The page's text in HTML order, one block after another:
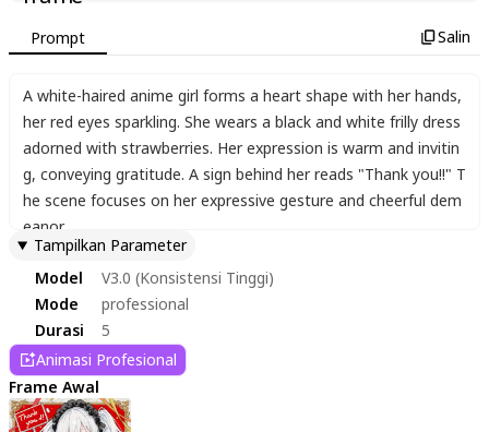
Prompt Salin
A white-haired anime girl forms a heart shape with her hands,
her red eyes sparkling. She wears a black and white frilly dress
adorned with strawberries. Her expression is warm and invitin
g, conveying gratitude. A sign behind her reads "Thank you!!" T
he scene focuses on her expressive gesture and cheerful dem
eanor.
Tampilkan Parameter
Model
V3.0 (Konsistensi Tinggi)
Mode
professional
Durasi
5
Animasi Profesional
Frame Awal